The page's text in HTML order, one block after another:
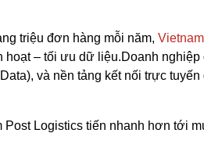
triệu đơn hàng mỗi năm,
– tối ưu dữ liệu.Doanh nghiệp
và nền tảng kết nối trực tuyến
Logistics tiến nhanh hơn tới